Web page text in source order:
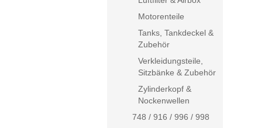
Motorenteile
Tanks, Tankdeckel &
Zubehör
Verkleidungsteile,
Sitzbänke & Zubehör
Zylinderkopf &
Nockenwellen
748 / 916 / 996 / 998